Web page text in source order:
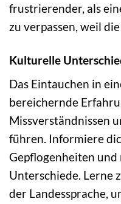
frustrierender, als
zu verpassen, weil
Kulturelle
Das Eintauchen in
bereichernde
Missverständnissen
führen. Informiere
Gepflogenheiten
Unterschiede. Lerne
der Landessprache,